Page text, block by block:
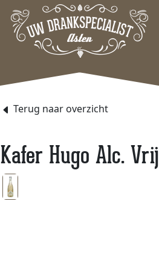
Terug naar overzicht
Kafer Hugo Alc. Vrij